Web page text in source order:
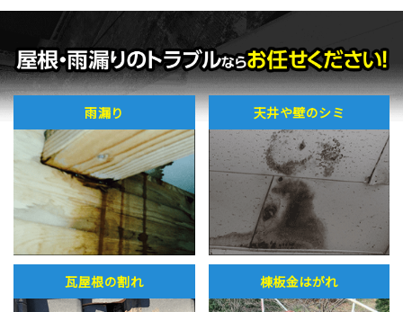
雨漏り 天井や壁のシミ
瓦屋根の割れ 棟板金はがれ